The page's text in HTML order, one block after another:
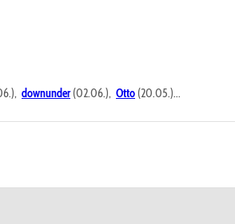
downunder(02.06.), Otto (20.05.)...